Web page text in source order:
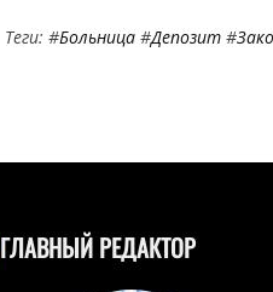
Теги: #Больница #Депозит #
ГЛАВНЫЙ РЕДАКТОР